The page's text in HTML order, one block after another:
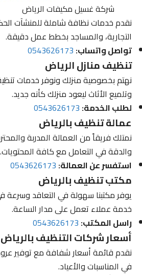
شركة غسيل مكيفات الرياض
نقدم خدمات نظافة شاملة للمنشآت
التجارية، والمساجد بخطط عمل دقيقة.
تواصل واتساب:0543626173
تنظيف منازل الرياض
نهتم بخصوصية منزلك ونوفر خدمات
وتلميع الأثاث ليعود منزلك كأنه جديد.
لطلب الخدمة:0543626173
عمالة تنظيف بالرياض
نمتلك فريقاً من العمالة المدربة
والدقة في التعامل مع كافة المحتويات.
استفسر عن العمالة:0543626173
مكتب تنظيف بالرياض
يوفر مكتبنا سهولة في التعاقد وسرعة في
خدمة عملاء تعمل على مدار الساعة.
راسل المكتب:0543626173
أسعار شركات التنظيف بالرياض
نقدم قائمة أسعار شفافة مع توفير
في المناسبات والأعياد.